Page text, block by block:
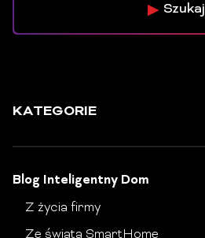
Szukaj
KATEGORIE
Blog Inteligentny Dom
Z życia firmy